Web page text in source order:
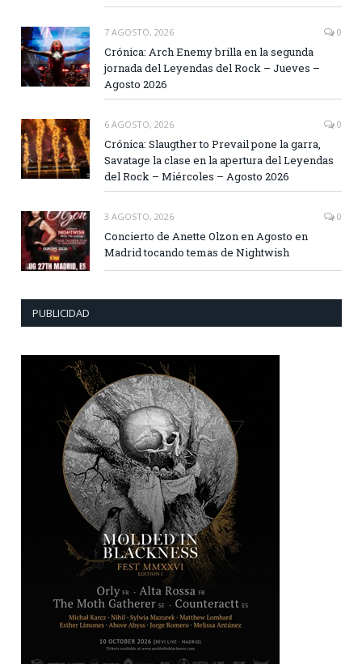
7 AGOSTO, 2026 0
Crónica: Arch Enemy brilla en la segunda
jornada del Leyendas del Rock – Jueves –
Agosto 2026
6 AGOSTO, 2026 0
Crónica: Slaugther to Prevail pone la garra,
Savatage la clase en la apertura del Leyendas
del Rock – Miércoles – Agosto 2026
3 AGOSTO, 2026 0
Concierto de Anette Olzon en Agosto en
Madrid tocando temas de Nightwish
PUBLICIDAD